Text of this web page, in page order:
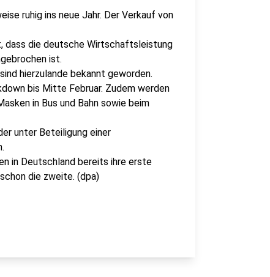
ruhig ins neue Jahr. Der Verkauf von
dass die deutsche Wirtschaftsleistung
ist.
hierzulande bekannt geworden.
bis Mitte Februar. Zudem werden
in Bus und Bahn sowie beim
unter Beteiligung einer
in Deutschland bereits ihre erste
die zweite. (dpa)